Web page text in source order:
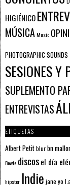
HIGIÉNICO
MÚSICAMusic
PHOTOGRAPHIC SOUNDS
SESIONES Y
SUPLEMENTO
ENTREVISTAS
ETIQUETAS
Albert Petitblurbn
Bowie discosel día
hipster Indie jane yo l.a.